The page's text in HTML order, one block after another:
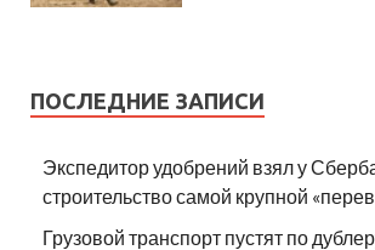
ПОСЛЕДНИЕ ЗАПИСИ
Экспедитор удобрений взял у
строительство самой крупной
Грузовой транспорт пустят по